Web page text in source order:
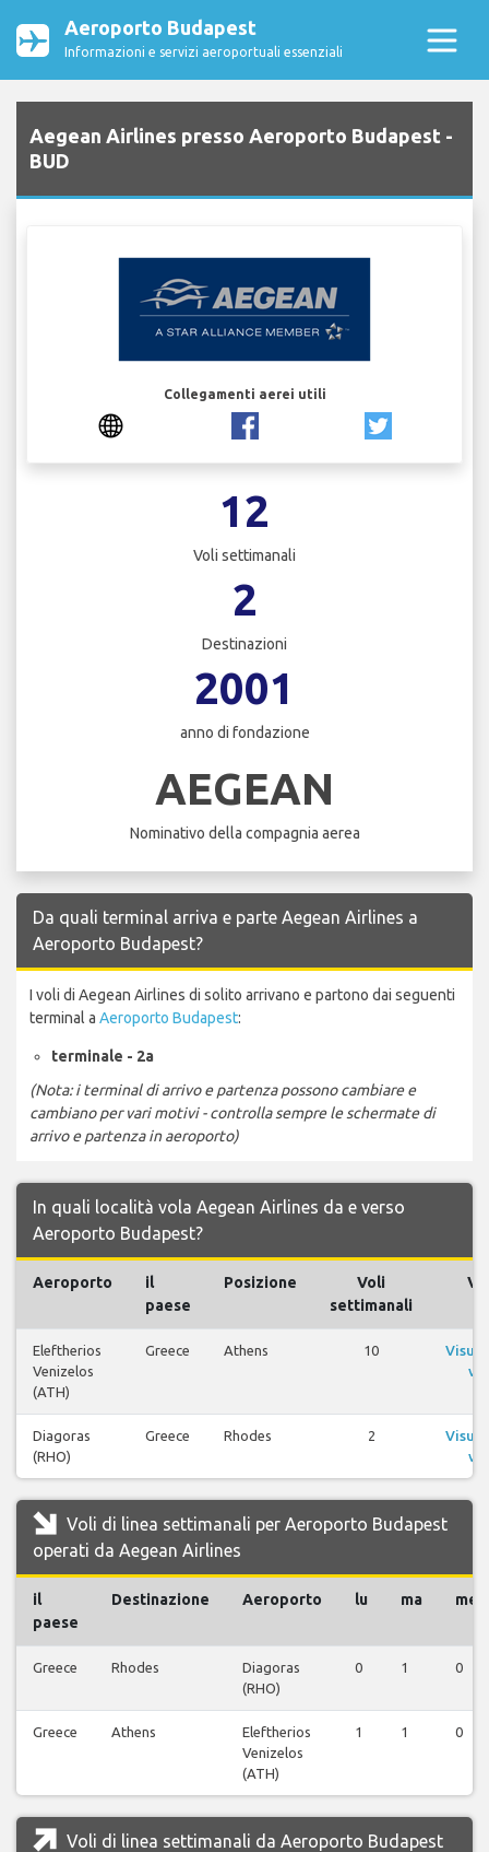
Aeroporto Budapest
Informazioni e servizi aeroportuali essenziali
Aegean Airlines presso Aeroporto Budapest -
BUD
Collegamenti aerei utili
12
Voli settimanali
2
Destinazioni
2001
anno di fondazione
AEGEAN
Nominativo della compagnia aerea
Da quali terminal arriva e parte Aegean Airlines a
Aeroporto Budapest?
I voli di Aegean Airlines di solito arrivano e partono dai seguenti
terminal a Aeroporto Budapest:
terminale - 2a
(Nota: i terminal di arrivo e partenza possono cambiare e
cambiano per vari motivi - controlla sempre le schermate di
arrivo e partenza in aeroporto)
In quali località vola Aegean Airlines da e verso
Aeroporto Budapest?
Aeroporto
il
paese
Posizione
Voli
settimanali
Eleftherios
Venizelos
(ATH)
Greece Athens 10
Diagoras
(RHO)
Greece Rhodes 2
Voli di linea settimanali per Aeroporto Budapest
operati da Aegean Airlines
il
paese
Destinazione Aeroporto lu ma me
Greece Rhodes
Diagoras
(RHO)
0 1 0
Greece Athens
Eleftherios
Venizelos
(ATH)
1 1 0
Voli di linea settimanali da Aeroporto Budapest